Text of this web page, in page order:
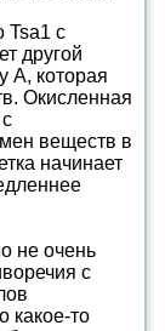
Tsa1 с
другой
А, которая
Окисленная
веществ в
начинает
не очень
с
какое-то